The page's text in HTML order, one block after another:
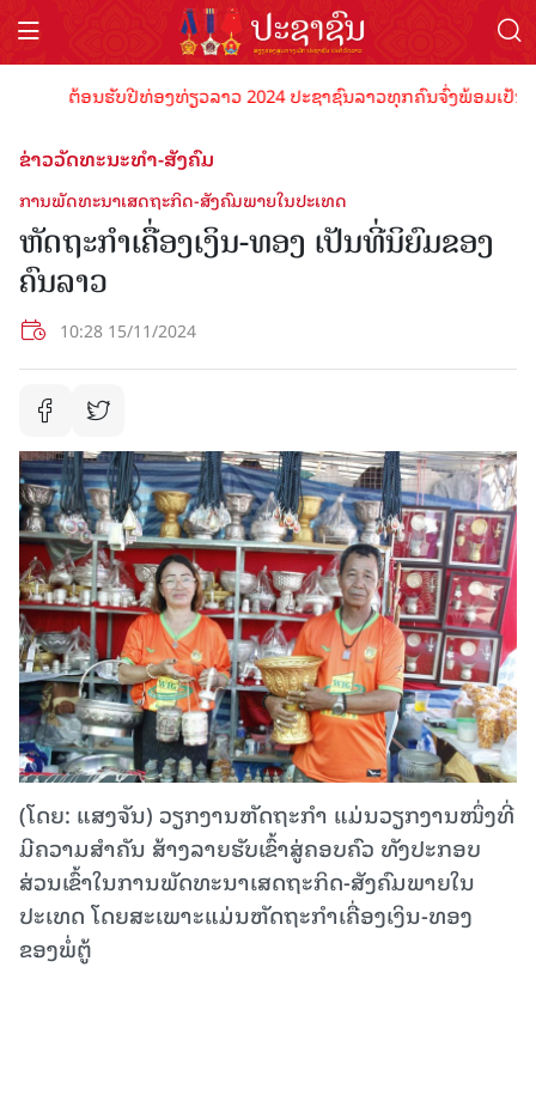
ຕ້ອນຮັບປີທ່ອງທ່ຽວລາວ 2024 ປະຊາຊົນລາວທຸກຄົນຈົ່ງພ້ອມເປັນ
ຂ່າວວັດທະນະທຳ-ສັງຄົມ
ການພັດທະນາເສດຖະກິດ-ສັງຄົມພາຍໃນປະເທດ
ຫັດຖະກໍາເຄື່ອງເງິນ-ທອງ ເປັນທີ່ນິຍົມຂອງ
ຄົນລາວ
10:28 15/11/2024
(ໂດຍ: ແສງຈັນ) ວຽກງານຫັດຖະກໍາ ແມ່ນວຽກງານໜຶ່ງທີ່
ມີຄວາມສໍາຄັນ ສ້າງລາຍຮັບເຂົ້າສູ່ຄອບຄົວ ທັງປະກອບ
ສ່ວນເຂົ້າໃນການພັດທະນາເສດຖະກິດ-ສັງຄົມພາຍໃນ
ປະເທດ ໂດຍສະເພາະແມ່ນຫັດຖະກໍາເຄື່ອງເງິນ-ທອງ
ຂອງພໍ່ຕູ້